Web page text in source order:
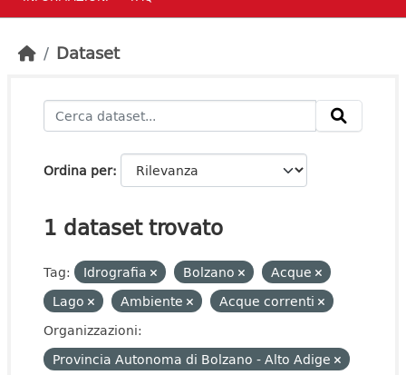
Dataset
Ordina per
1 dataset trovato
Tag: Idrografia Bolzano
Acque
Lago
Ambiente
Acque correnti
Organizzazioni:
Provincia Autonoma di Bolzano - Alto Adige